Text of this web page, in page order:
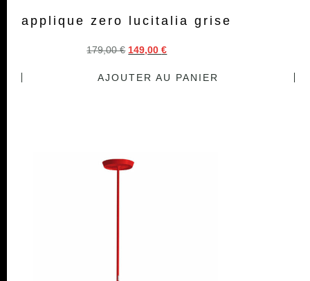
applique zero lucitalia grise
179,00€ 149,00€
AJOUTER AU PANIER